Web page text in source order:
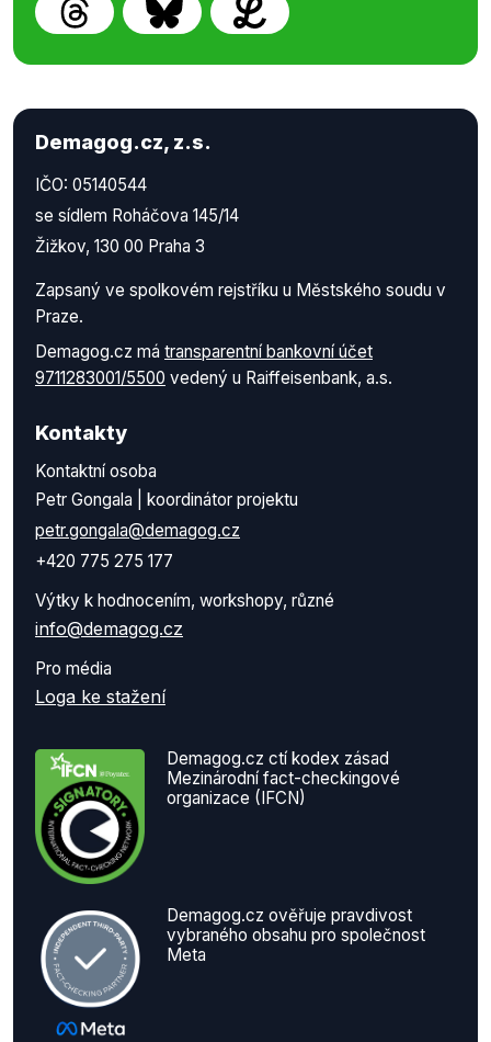
Demagog.cz, z.s.
IČO: 05140544
se sídlem Roháčova 145/14
Žižkov, 130 00 Praha 3
Zapsaný ve spolkovém rejstříku u Městského soudu v
Praze.
Demagog.cz má transparentní bankovní účet
9711283001/5500 vedený u Raiffeisenbank, a.s.
Kontakty
Kontaktní osoba
Petr Gongala | koordinátor projektu
petr.gongala@demagog.cz
+420 775 275 177
Výtky k hodnocením, workshopy, různé
info@demagog.cz
Pro média
Loga ke stažení
Demagog.cz ctí kodex zásad
Mezinárodní fact-checkingové
organizace (IFCN)
Demagog.cz ověřuje pravdivost
vybraného obsahu pro společnost
Meta